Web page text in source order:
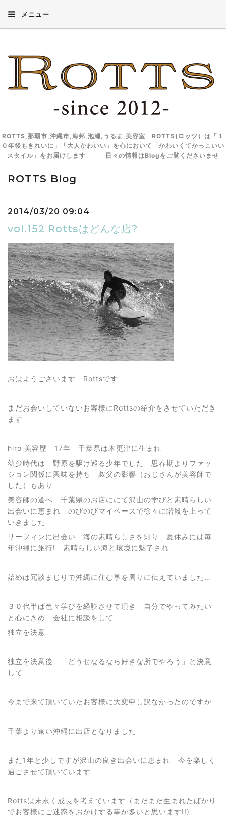
メニュー
ROTTS,那覇市,沖縄市,海邦,泡瀬,うるま,美容室 ROTTS(ロッツ）は「１
０年後もきれいに」「大人かわいい」を心において「かわいくてかっこいい
スタイル」をお届けします 日々の情報はBlogをご覧くださいませ
ROTTS Blog
2014/03/20 09:04
vol.152 Rottsはどんな店?
おはようございます Rottsです
まだお会いしていないお客様にRottsの紹介をさせていただき
ます
hiro 美容歴 17年 千葉県は木更津に生まれ
幼少時代は 野原を駆け巡る少年でした 思春期よりファッ
ション関係に興味を持ち 叔父の影響（おじさんが美容師で
した）もあり
美容師の道へ 千葉県のお店ににて沢山の学びと素晴らしい
出会いに恵まれ のびのびマイペースで徐々に階段を上って
いきました
サーフィンに出会い 海の素晴らしさを知り 夏休みには毎
年沖縄に旅行! 素晴らしい海と環境に魅了され
始めは冗談まじりで沖縄に住む事を周りに伝えていました…
３０代半ば色々学びを経験させて頂き 自分でやってみたい
と心にきめ 会社に相談をして
独立を決意
独立を決意後 「どうせなるなら好きな所でやろう」と決意
して
今まで来て頂いていたお客様に大変申し訳なかったのですが
千葉より遠い沖縄に出店となりました
まだ1年と少しですが沢山の良き出会いに恵まれ 今を楽しく
過ごさせて頂いています
Rottsは末永く成長を考えています（まだまだ生まれたばかり
でお客様にご迷惑をおかけする事が多いと思います!!)